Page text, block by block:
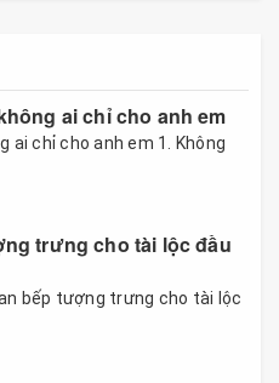
ai chỉ cho anh em
ai chỉ cho anh em 1. Không
trưng cho tài lộc đầu
bếp tượng trưng cho tài lộc